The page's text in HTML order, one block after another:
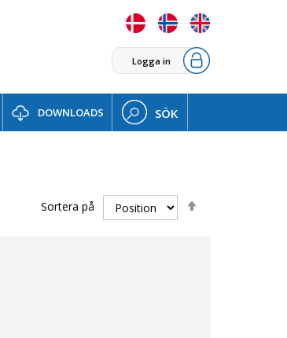
Logga in
DOWNLOADS SÖK
Sortera på